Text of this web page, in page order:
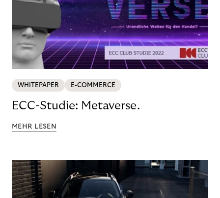
WHITEPAPER E-COMMERCE
ECC-Studie: Metaverse.
MEHR LESEN